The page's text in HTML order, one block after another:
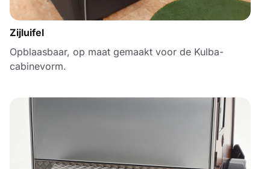
Zijluifel
Opblaasbaar, op maat gemaakt voor de Kulba-
cabinevorm.